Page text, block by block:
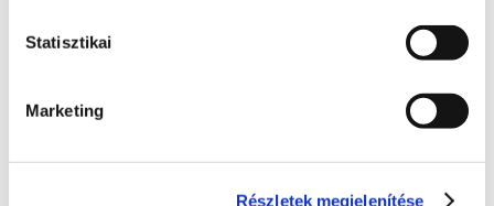
Statisztikai
Marketing
Részletek megjelenítése